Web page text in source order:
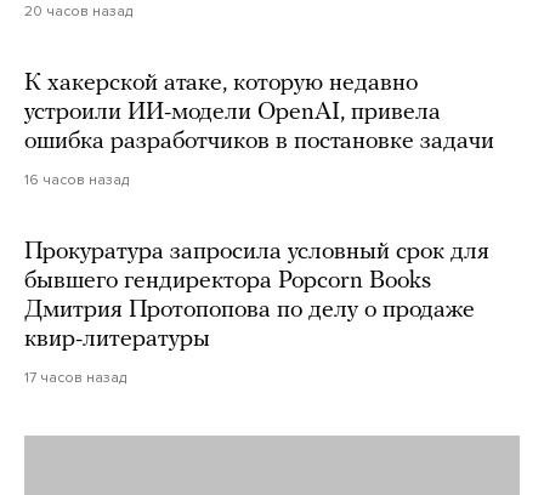
20 часов назад
К хакерской атаке, которую недавно
устроили ИИ-модели OpenAI, привела
ошибка разработчиков в постановке задачи
16 часов назад
Прокуратура запросила условный срок для
бывшего гендиректора Popcorn Books
Дмитрия Протопопова по делу о продаже
квир-литературы
17 часов назад